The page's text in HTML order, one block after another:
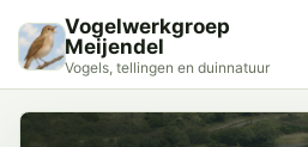
Vogelwerkgroep
Meijendel
Vogels, tellingen en duinnatuur